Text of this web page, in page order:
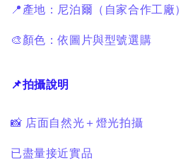
📍產地：尼泊爾（自家合作工廠）
🎨顏色：依圖片與型號選購
📌拍攝說明
📸 店面自然光＋燈光拍攝
已盡量接近實品